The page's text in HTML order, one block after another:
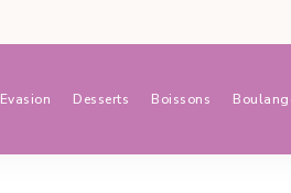
Evasion Desserts Boissons